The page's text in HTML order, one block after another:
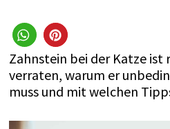
Zahnstein bei der Katze ist
verraten, warum er
muss und mit welchen